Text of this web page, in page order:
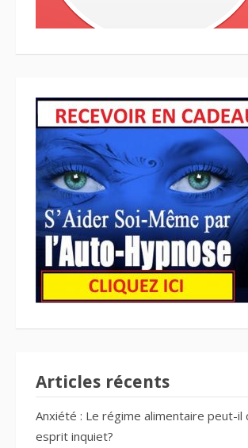
Articles récents
Anxiété : Le régime alimentaire peut-il
esprit inquiet?